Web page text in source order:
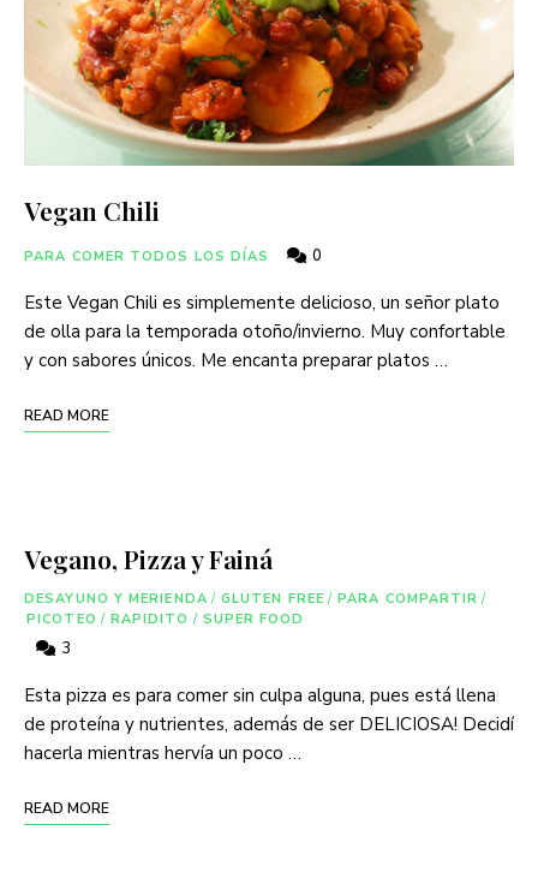
Vegan Chili
PARA COMER TODOS LOS DÍAS 0
Este Vegan Chili es simplemente delicioso, un señor plato
de olla para la temporada otoño/invierno. Muy confortable
y con sabores únicos. Me encanta preparar platos …
READ MORE
Vegano, Pizza y Fainá
DESAYUNO Y MERIENDA / GLUTEN FREE / PARA COMPARTIR /
PICOTEO / RAPIDITO / SUPER FOOD
3
Esta pizza es para comer sin culpa alguna, pues está llena
de proteína y nutrientes, además de ser DELICIOSA! Decidí
hacerla mientras hervía un poco …
READ MORE